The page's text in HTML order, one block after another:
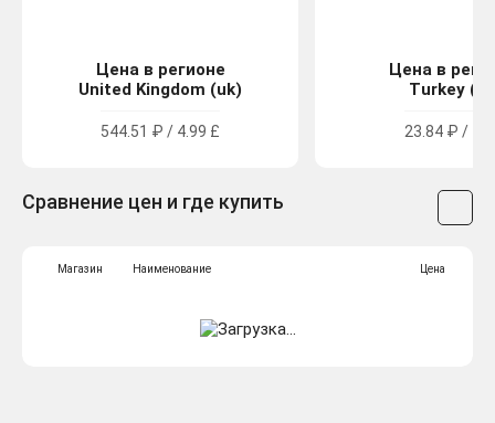
Цена в регионе
United Kingdom (uk)
544.51 ₽ / 4.99 £
Цена в
Turkey
23.84 ₽ / 14
Сравнение цен и где купить
Магазин Наименование Цена